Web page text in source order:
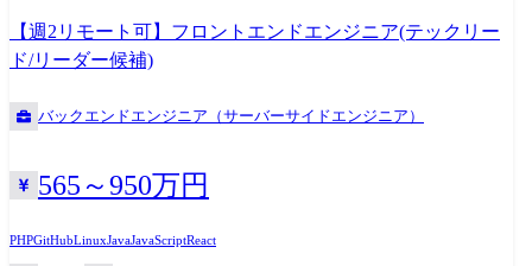
DXデータ基盤の整備・開発における、Lambdaを活用したサーバーレス
API実装
クト CareDaisy 介護事業所の経営を支える「請求・実績・国保連伝送」
の基幹システムです。ケアプラン/サービス実績/加算管理/国保連請求・
伝送を一つのプロダクトで支え、介護記録(コメットケア)との連動によっ
●部署 システム開発部 ●チーム構成 社員1名+SES4名(ベテランSE2名・若
ム試験を作成する流れです。 ●(参考)技術スタック ・言語:PHP ・クラウ
ド:AWS(EC2/RDS/S3/Lambda) ・フロント:JavaScript ・RDB:MySQL ・フ
【週2リモート可】フロントエンドエンジニア(テックリー
ド/リーダー候補)
バックエンドエンジニア（サーバーサイドエンジニア）
565～950万円
PHPGitHubLinuxJavaJavaScriptReact